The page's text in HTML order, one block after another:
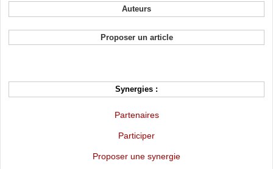
Auteurs
Proposer un article
Synergies :
Partenaires
Participer
Proposer une synergie